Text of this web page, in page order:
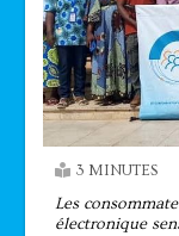
3 MINUTES
Les
électronique